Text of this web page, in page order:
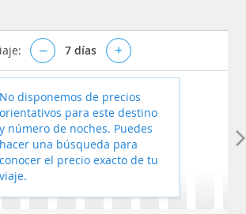
– 7 días +
No disponemos de precios
orientativos para este destino
y número de noches. Puedes
hacer una búsqueda para
conocer el precio exacto de tu
viaje.